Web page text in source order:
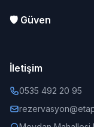
🛡️ Güven
İletişim
0535 492 20 95